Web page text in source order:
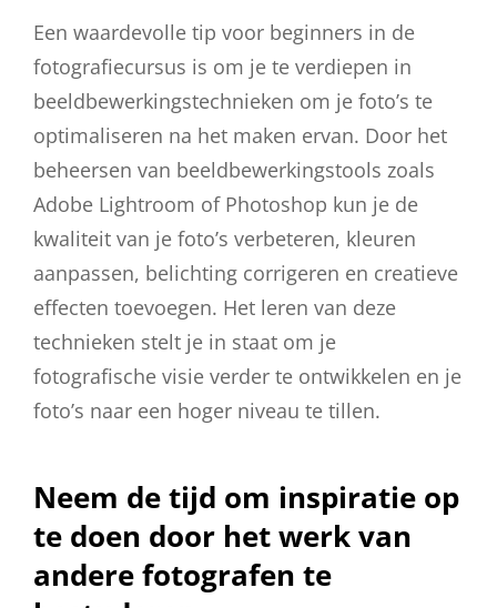
Een waardevolle tip voor beginners in de
fotografiecursus is om je te verdiepen in
beeldbewerkingstechnieken om je foto’s te
optimaliseren na het maken ervan. Door het
beheersen van beeldbewerkingstools zoals
Adobe Lightroom of Photoshop kun je de
kwaliteit van je foto’s verbeteren, kleuren
aanpassen, belichting corrigeren en creatieve
effecten toevoegen. Het leren van deze
technieken stelt je in staat om je
fotografische visie verder te ontwikkelen en je
foto’s naar een hoger niveau te tillen.
Neem de tijd om inspiratie op
te doen door het werk van
andere fotografen te